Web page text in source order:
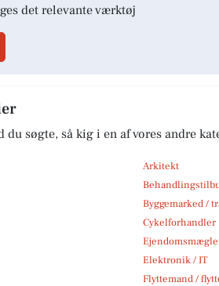
det relevante værktøj
du søgte, så kig i en af vores andre
Arkitekt
Byggemarked /
Cykelforhandler
Elektronik / IT
Flyttemand /